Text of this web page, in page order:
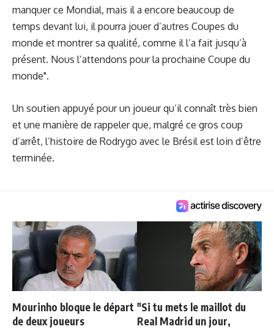
manquer ce Mondial, mais il a encore beaucoup de
temps devant lui, il pourra jouer d’autres Coupes du
monde et montrer sa qualité, comme il l’a fait jusqu’à
présent. Nous l’attendons pour la prochaine Coupe du
monde".
Un soutien appuyé pour un joueur qu’il connaît très bien
et une manière de rappeler que, malgré ce gros coup
d’arrêt, l’histoire de Rodrygo avec le Brésil est loin d’être
terminée.
Mourinho bloque le départ
de deux joueurs
"Si tu mets le maillot du
Real Madrid un jour,